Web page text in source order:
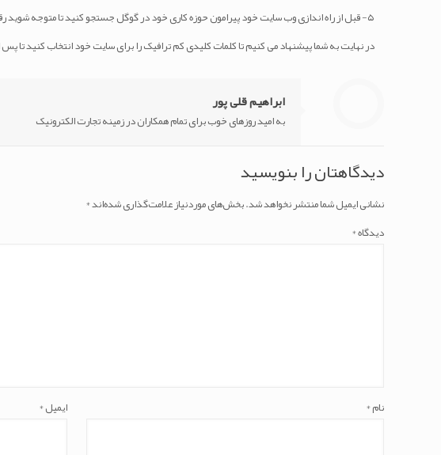
۵- قبل از راه اندازی وب سایت خود پیرامون حوزه کاری خود در گوگل جستجو کنید تا متوجه شوید رقبا شما در این حوزه از چه کلمات کلیدی استفاده می کنند .
در نهایت به شما پیشنهاد می کنیم تا کلمات کلیدی کم ترافیک را برای سایت خود انتخاب کنید تا
ابراهیم قلی پور
به امید روزهای خوب برای تمام همکاران در زمینه تجارت الکترونیک
دیدگاهتان را بنویسید
نشانی ایمیل شما منتشر نخواهد شد.بخش‌های موردنیاز علامت‌گذاری شده‌اند*
دیدگاه*
نام* ایمیل*